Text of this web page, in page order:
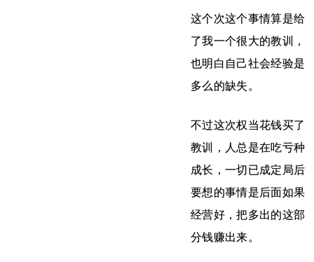
这个次这个事情算是给
了我一个很大的教训，
也明白自己社会经验是
多么的缺失。
不过这次权当花钱买了
教训，人总是在吃亏种
成长，一切已成定局后
要想的事情是后面如果
经营好，把多出的这部
分钱赚出来。